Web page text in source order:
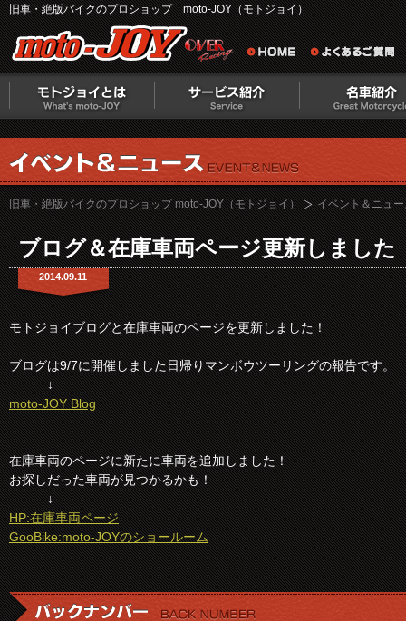
旧車・絶版バイクのプロショップ moto-JOY（モトジョイ）
旧車・絶版バイクのプロショップ moto-JOY（モトジョイ） イベント＆ニュ
ブログ＆在庫車両ページ更新しました
2014.09.11
モトジョイブログと在庫車両のページを更新しました！
ブログは9/7に開催しました日帰りマンボウツーリングの報告です。
↓
moto-JOY Blog
在庫車両のページに新たに車両を追加しました！
お探しだった車両が見つかるかも！
↓
HP:在庫車両ページ
GooBike:moto-JOYのショールーム